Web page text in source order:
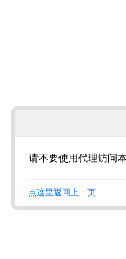
请不要使用代理访问
点这里返回上一页